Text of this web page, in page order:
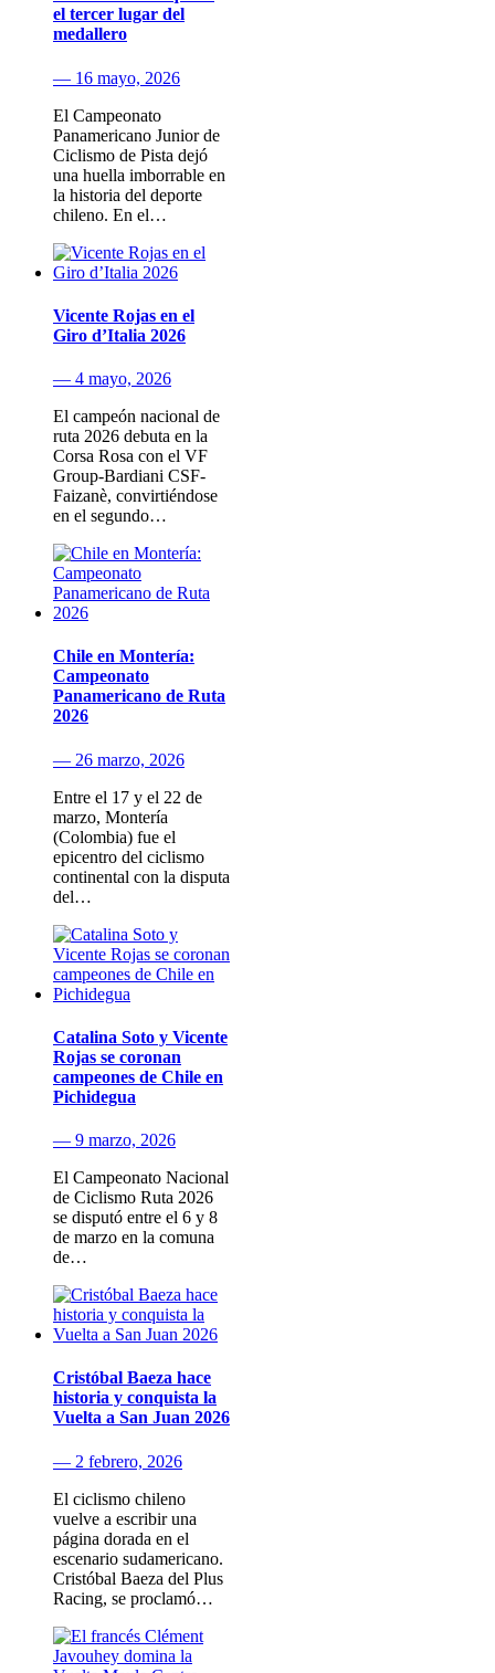
el tercer lugar del
medallero
— 16 mayo, 2026
El Campeonato
Panamericano Junior de
Ciclismo de Pista dejó
una huella imborrable en
la historia del deporte
chileno. En el…
Vicente Rojas en el
Giro d’Italia 2026
— 4 mayo, 2026
El campeón nacional de
ruta 2026 debuta en la
Corsa Rosa con el VF
Group-Bardiani CSF-
Faizanè, convirtiéndose
en el segundo…
Chile en Montería:
Campeonato
Panamericano de Ruta
2026
— 26 marzo, 2026
Entre el 17 y el 22 de
marzo, Montería
(Colombia) fue el
epicentro del ciclismo
continental con la disputa
del…
Catalina Soto y Vicente
Rojas se coronan
campeones de Chile en
Pichidegua
— 9 marzo, 2026
El Campeonato Nacional
de Ciclismo Ruta 2026
se disputó entre el 6 y 8
de marzo en la comuna
de…
Cristóbal Baeza hace
historia y conquista la
Vuelta a San Juan 2026
— 2 febrero, 2026
El ciclismo chileno
vuelve a escribir una
página dorada en el
escenario sudamericano.
Cristóbal Baeza del Plus
Racing, se proclamó…